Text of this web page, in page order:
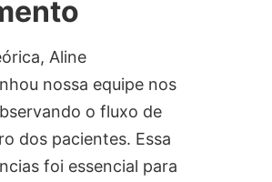
Aline
nossa equipe nos
o fluxo de
dos pacientes. Essa
foi essencial para